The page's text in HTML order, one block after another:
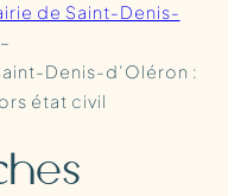
de Saint-Denis-
Denis-d’Oléron :
état civil